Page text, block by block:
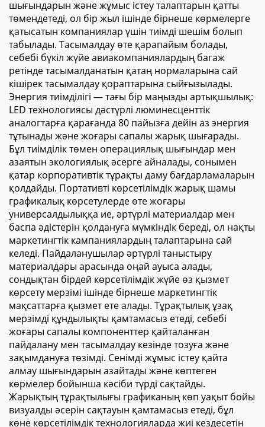
шығындарын және жұмыс істеу талаптарын қатты
төмендетеді, ол бір жыл ішінде бірнеше көрмелерге
қатысатын компаниялар үшін тиімді шешім болып
табылады. Тасымалдау өте қарапайым болады,
себебі бүкіл жүйе авиакомпаниялардың багаж
ретінде тасымалданатын қатаң нормаларына сай
кішірек тасымалдау қораптарына сыйғызылады.
Энергия тиімділігі — тағы бір маңызды артықшылық:
LED технологиясы дәстүрлі люминесценттік
аналогтарға қарағанда 80 пайызға дейін аз энергия
тұтынады және жоғары сапалы жарық шығарады.
Бұл тиімділік төмен операциялық шығындар мен
азаятын экологиялық әсерге айналады, сонымен
қатар корпоративтік тұрақты даму бағдарламаларын
қолдайды. Портативті көрсетілімдік жарық шамы
графикалық көрсетулерде өте жоғары
универсалдылыққа ие, әртүрлі материалдар мен
баспа әдістерін қолдануға мүмкіндік береді, ол нақты
маркетингтік кампаниялардың талаптарына сай
келеді. Пайдаланушылар әртүрлі таныстыру
материалдары арасында оңай ауыса алады,
сондықтан бірдей көрсетілімдік жүйе өз қызмет
көрсету мерзімі ішінде бірнеше маркетингтік
мақсаттарға қызмет ете алады. Тұрақтылық ұзақ
мерзімді құндылықты қамтамасыз етеді, себебі
жоғары сапалы компоненттер қайталанған
пайдалану мен тасымалдау кезінде тозуға және
зақымдануға төзімді. Сенімді жұмыс істеу қайта
алмау шығындарын азайтады және көптеген
көрмелер бойынша кәсіби түрді сақтайды.
Жарықтың тұрақтылығы графиканың көп уақыт бойы
визуалды әсерін сақтауын қамтамасыз етеді, бұл
көне көрсетілімдік технологияларда жиі кездесетін